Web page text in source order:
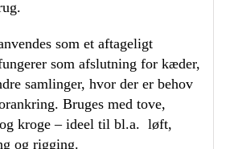
som et aftageligt
som afslutning for kæder,
samlinger, hvor der er behov
Bruges med tove,
kroge – ideel til bl.a. løft,
og rigging.